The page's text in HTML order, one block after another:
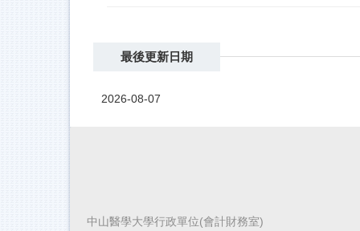
最後更新日期
2026-08-07
中山醫學大學行政單位(會計財務室)